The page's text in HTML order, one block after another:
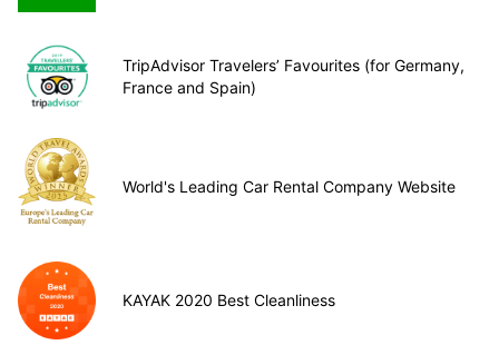
TripAdvisor Travelers’ Favourites (for Germany,
France and Spain)
World's Leading Car Rental Company Website
KAYAK 2020 Best Cleanliness